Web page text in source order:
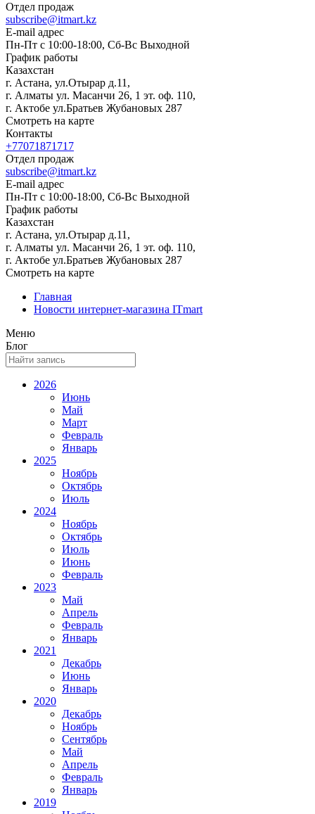
Отдел продаж
subscribe@itmart.kz
E-mail адрес
Пн-Пт с 10:00-18:00, Сб-Вс Выходной
График работы
Казахстан
г. Астана, ул.Отырар д.11,
г. Алматы ул. Масанчи 26, 1 эт. оф. 110,
г. Актобе ул.Братьев Жубановых 287
Смотреть на карте
Контакты
+77071871717
Отдел продаж
subscribe@itmart.kz
E-mail адрес
Пн-Пт с 10:00-18:00, Сб-Вс Выходной
График работы
Казахстан
г. Астана, ул.Отырар д.11,
г. Алматы ул. Масанчи 26, 1 эт. оф. 110,
г. Актобе ул.Братьев Жубановых 287
Смотреть на карте
Главная
Новости интернет-магазина ITmart
Меню
Блог
2026
Июнь
Май
Март
Февраль
Январь
2025
Ноябрь
Октябрь
Июль
2024
Ноябрь
Октябрь
Июль
Июнь
Февраль
2023
Май
Апрель
Февраль
Январь
2021
Декабрь
Июнь
Январь
2020
Декабрь
Ноябрь
Сентябрь
Май
Апрель
Февраль
Январь
2019